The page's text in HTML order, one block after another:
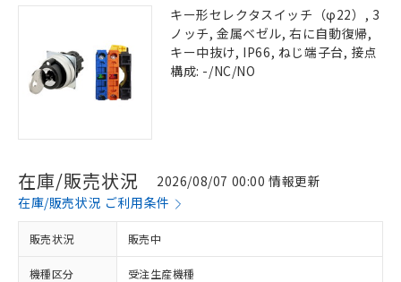
キー形セレクタスイッチ（φ22）, 3
ノッチ, 金属ベゼル, 右に自動復帰,
キー中抜け, IP66, ねじ端子台, 接点
構成: -/NC/NO
在庫/販売状況
2026/08/07 00:00 情報更新
在庫/販売状況 ご利用条件
販売状況 販売中
機種区分 受注生産機種